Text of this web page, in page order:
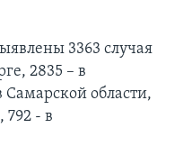
3363 случая
2835 – в
Самарской области,
792 - в